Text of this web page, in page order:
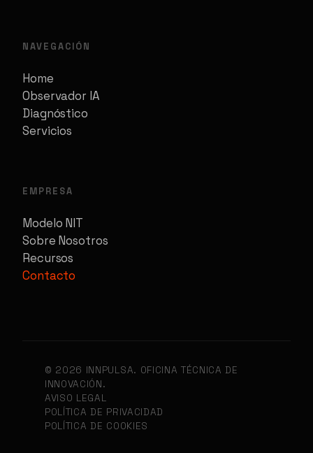
NAVEGACIÓN
Home
Observador IA
Diagnóstico
Servicios
EMPRESA
Modelo NIT
Sobre Nosotros
Recursos
Contacto
© 2026 INNPULSA. OFICINA TÉCNICA DE
INNOVACIÓN.
AVISO LEGAL
POLÍTICA DE PRIVACIDAD
POLÍTICA DE COOKIES